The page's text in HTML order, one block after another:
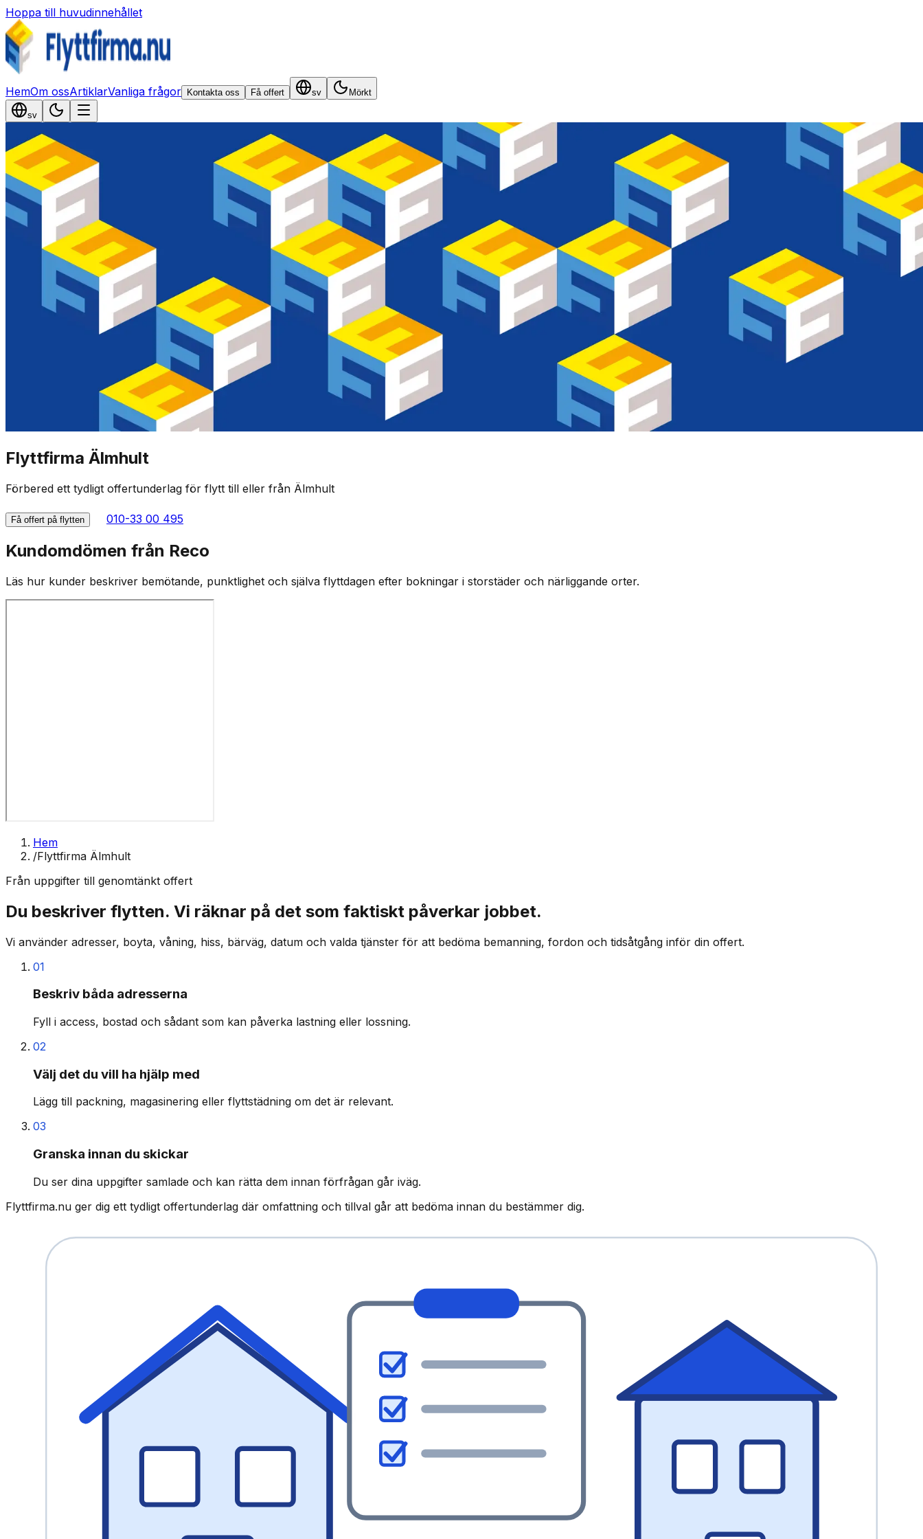
Hoppa till huvudinnehållet
HemOm ossArtiklarVanliga frågor Kontakta oss Få offert sv Mörkt
sv
Flyttfirma Älmhult
Förbered ett tydligt offertunderlag för flytt till eller från Älmhult
Få offert på flytten 010-33 00 495
Kundomdömen från Reco
Läs hur kunder beskriver bemötande, punktlighet och själva flyttdagen efter bokningar i storstäder och närliggande orter.
Hem
/Flyttfirma Älmhult
Från uppgifter till genomtänkt offert
Du beskriver flytten. Vi räknar på det som faktiskt påverkar jobbet.
Vi använder adresser, boyta, våning, hiss, bärväg, datum och valda tjänster för att bedöma bemanning, fordon och tidsåtgång inför din offert.
01
Beskriv båda adresserna
Fyll i access, bostad och sådant som kan påverka lastning eller lossning.
02
Välj det du vill ha hjälp med
Lägg till packning, magasinering eller flyttstädning om det är relevant.
03
Granska innan du skickar
Du ser dina uppgifter samlade och kan rätta dem innan förfrågan går iväg.
Flyttfirma.nu ger dig ett tydligt offertunderlag där omfattning och tillval går att bedöma innan du bestämmer dig.